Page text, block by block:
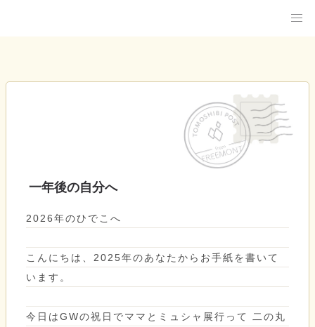
一年後の自分へ
2026年のひでこへ
こんにちは、2025年のあなたからお手紙を書いて
います。
今日はGWの祝日でママとミュシャ展行って 二の丸